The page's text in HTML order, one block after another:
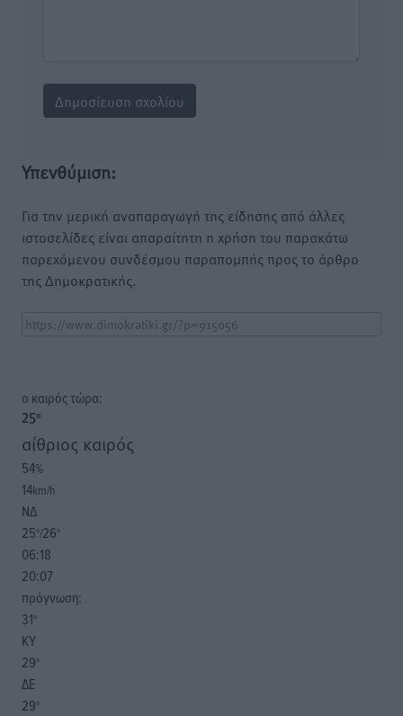
Υπενθύμιση:
Για την μερική αναπαραγωγή της είδησης από άλλες
ιστοσελίδες είναι απαραίτητη η χρήση του παρακάτω
παρεχόμενου συνδέσμου παραπομπής προς το άρθρο
της Δημοκρατικής.
o καιρός τώρα:
25°
αίθριος καιρός
54%
14km/h
ΝΔ
25°/26°
06:18
20:07
πρόγνωση:
31°
ΚΥ
29°
ΔΕ
29°